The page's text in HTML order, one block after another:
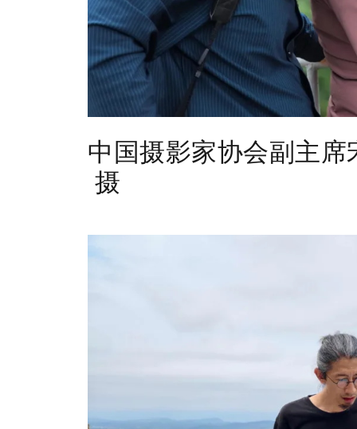
中国摄影家协会副主席
摄